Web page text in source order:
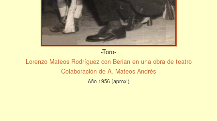
-Toro-
Lorenzo Mateos Rodríguez con Berian en una obra de teatro
Colaboración de A. Mateos Andrés
Año 1956 (aprox.)